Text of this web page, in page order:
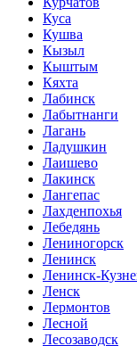
Куса
Кушва
Кызыл
Кыштым
Кяхта
Лабинск
Лабытнанги
Лагань
Ладушкин
Лаишево
Лакинск
Лангепас
Лахденпохья
Лебедянь
Лениногорск
Ленинск
Ленинск-
Ленск
Лермонтов
Лесной
Лесозаводск